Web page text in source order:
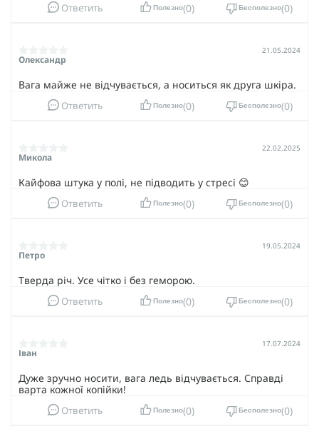
Ответить Полезно 0 Бесполезно 0
Олександр
21.05.2024
Вага майже не відчувається, а носиться як друга шкіра.
Ответить Полезно 0 Бесполезно 0
Микола
22.02.2025
Кайфова штука у полі, не підводить у стресі 😊
Ответить Полезно 0 Бесполезно 0
Петро
19.05.2024
Тверда річ. Усе чітко і без геморою.
Ответить Полезно 0 Бесполезно 0
Іван
17.07.2024
Дуже зручно носити, вага ледь відчувається. Справді
варта кожної копійки!
Ответить Полезно 0 Бесполезно 0